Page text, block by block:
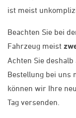
ist meist
Beachten Sie bei
Fahrzeug meist
Achten Sie
Bestellung bei uns
können wir Ihre
Tag versenden.